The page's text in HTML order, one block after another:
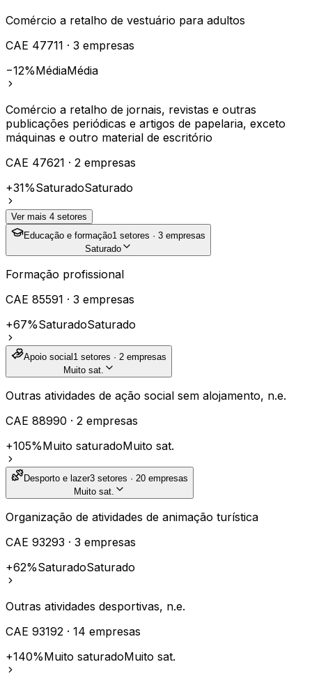
Comércio a retalho de vestuário para adultos
CAE 47711 · 3 empresas
−12%MédiaMédia
Comércio a retalho de jornais, revistas e outras
publicações periódicas e artigos de papelaria, exceto
máquinas e outro material de escritório
CAE 47621 · 2 empresas
+31%SaturadoSaturado
Ver mais 4 setores
Educação e formação1 setores · 3 empresas
Saturado
Formação profissional
CAE 85591 · 3 empresas
+67%SaturadoSaturado
Apoio social1 setores · 2 empresas
Muito sat.
Outras atividades de ação social sem alojamento, n.e.
CAE 88990 · 2 empresas
+105%Muito saturadoMuito sat.
Desporto e lazer3 setores · 20 empresas
Muito sat.
Organização de atividades de animação turística
CAE 93293 · 3 empresas
+62%SaturadoSaturado
Outras atividades desportivas, n.e.
CAE 93192 · 14 empresas
+140%Muito saturadoMuito sat.